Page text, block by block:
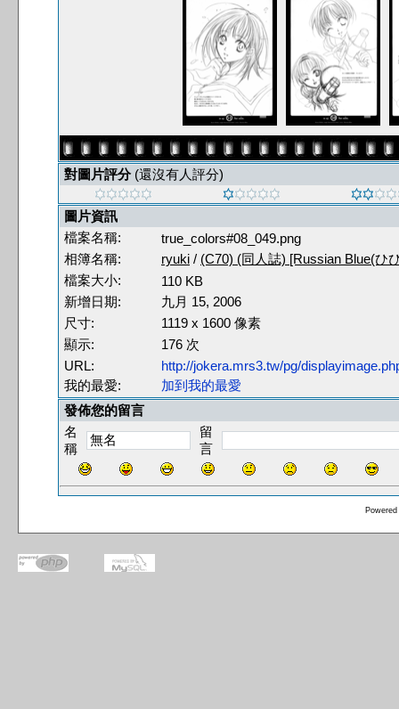
對圖片評分(還沒有人評分)
圖片資訊
檔案名稱:
true_colors#08_049.png
相簿名稱:
ryuki / (C70) (同人誌) [Russian Blue(ひ
檔案大小:
110 KB
新增日期:
九月 15, 2006
尺寸:
1119 x 1600 像素
顯示:
176 次
URL:
http://jokera.mrs3.tw/pg/
我的最愛:
加到我的最愛
發佈您的留言
名
稱
留
言